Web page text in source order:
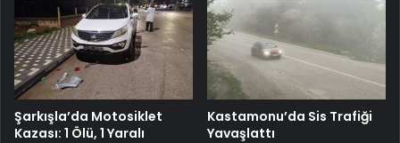
Şarkışla’da Motosiklet
Kazası: 1 Ölü, 1 Yaralı
Kastamonu’da Sis Trafiği
Yavaşlattı